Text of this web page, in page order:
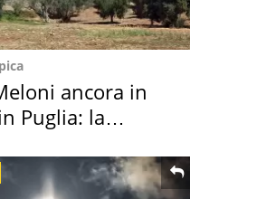
ancora in
Puglia: la